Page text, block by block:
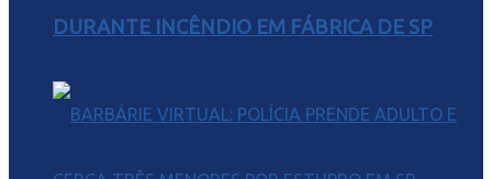
DURANTE INCÊNDIO EM FÁBRICA DE SP